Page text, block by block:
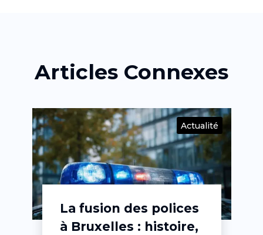
Articles Connexes
Actualité
La fusion des polices
à Bruxelles : histoire,